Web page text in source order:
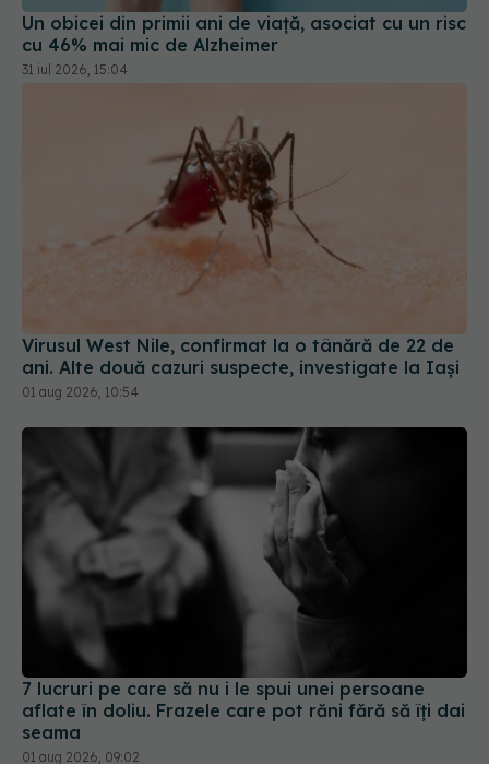
cu 46% mai mic de Alzheimer
31 iul 2026, 15:04
ani. Alte două cazuri suspecte, investigate la Iași
01 aug 2026, 10:54
7 lucruri pe care să nu i le spui unei persoane
aflate în doliu. Frazele care pot răni fără să îți dai
seama